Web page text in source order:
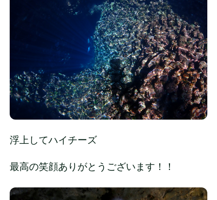
浮上してハイチーズ
最高の笑顔ありがとうございます！！